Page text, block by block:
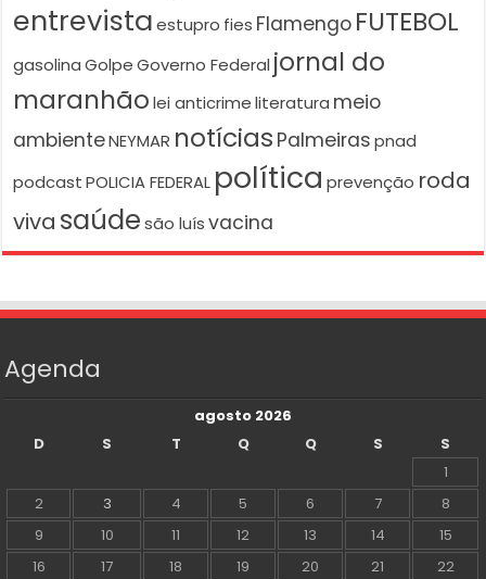
entrevista estupro fies Flamengo FUTEBOL
gasolina Golpe Governo Federal jornal do
maranhão lei anticrime literatura meio
ambienteNEYMAR notícias Palmeiras pnad
podcast POLICIA FEDERAL política prevenção roda
viva saúde são luís vacina
Agenda
agosto 2026
D
S T Q Q S
S
1
2
3 4 5 6 7
8
9
10 11 12 13 14
15
16
17 18 19 20 21
22